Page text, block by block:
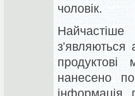
чоловік.
з'являються
нанесено